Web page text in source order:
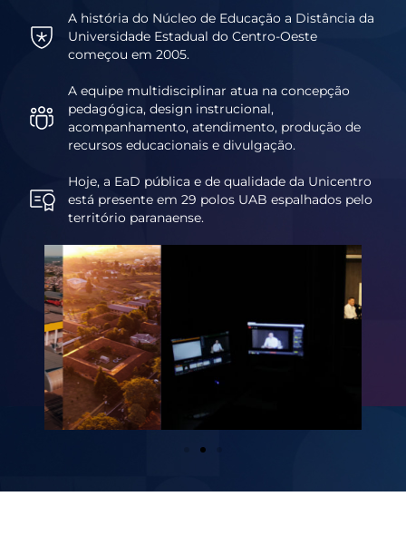
A história do Núcleo de Educação a Distância da
Universidade Estadual do Centro-Oeste
começou em 2005.
A equipe multidisciplinar atua na concepção
pedagógica, design instrucional,
acompanhamento, atendimento, produção de
recursos educacionais e divulgação.
Hoje, a EaD pública e de qualidade da Unicentro
está presente em 29 polos UAB espalhados pelo
território paranaense.